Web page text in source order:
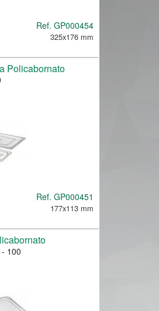
Ref. GP000454
325x176 mm
Ref. GP000451
177x113 mm
Policabornato
100